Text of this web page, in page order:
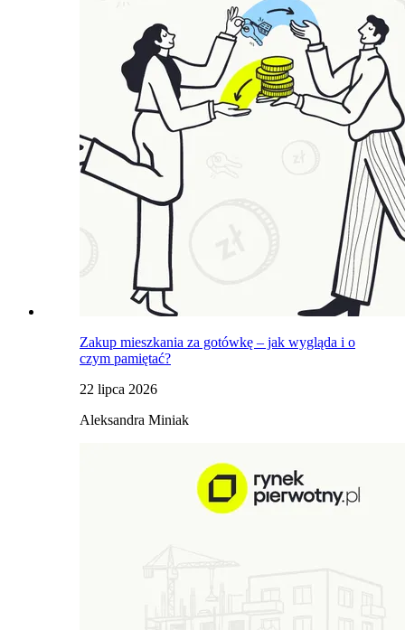
Zakup mieszkania za gotówkę – jak wygląda i o
czym pamiętać?
22 lipca 2026
Aleksandra Miniak